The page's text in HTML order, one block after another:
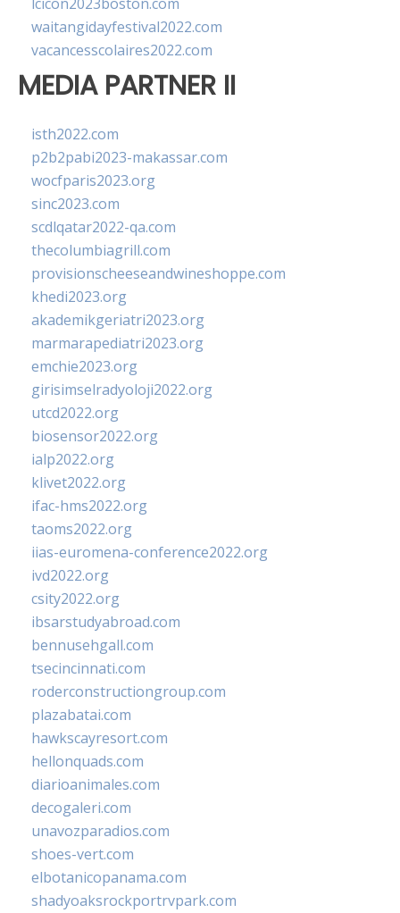
waitangidayfestival2022.com
vacancesscolaires2022.com
MEDIA PARTNER II
isth2022.com
p2b2pabi2023-makassar.com
wocfparis2023.org
sinc2023.com
scdlqatar2022-qa.com
thecolumbiagrill.com
provisionscheeseandwineshoppe.com
khedi2023.org
akademikgeriatri2023.org
marmarapediatri2023.org
emchie2023.org
girisimselradyoloji2022.org
utcd2022.org
biosensor2022.org
ialp2022.org
klivet2022.org
ifac-hms2022.org
taoms2022.org
iias-euromena-conference2022.org
ivd2022.org
csity2022.org
ibsarstudyabroad.com
bennusehgall.com
tsecincinnati.com
roderconstructiongroup.com
plazabatai.com
hawkscayresort.com
hellonquads.com
diarioanimales.com
decogaleri.com
unavozparadios.com
shoes-vert.com
elbotanicopanama.com
shadyoaksrockportrvpark.com